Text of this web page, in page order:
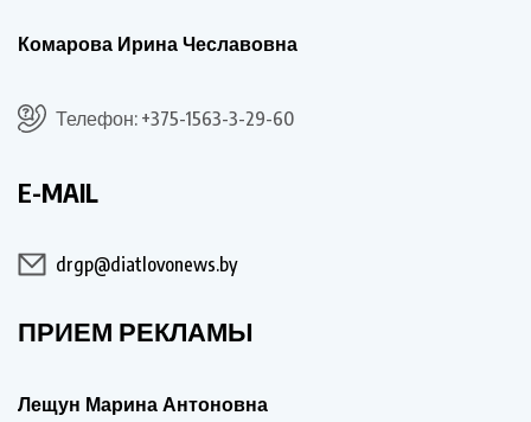
Комарова Ирина Чеславовна
Телефон: +375-1563-3-29-60
E-MAIL
drgp@diatlovonews.by
ПРИЕМ РЕКЛАМЫ
Лещун Марина Антоновна